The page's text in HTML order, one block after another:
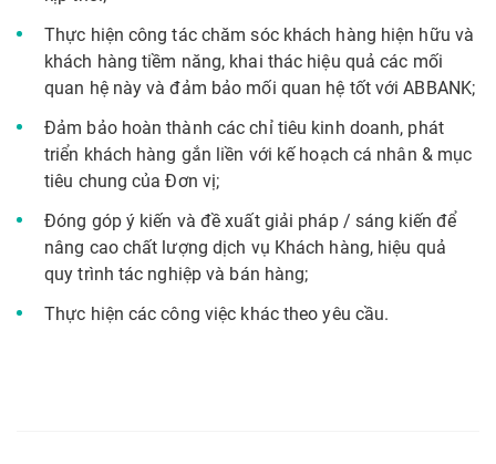
Thực hiện công tác chăm sóc khách hàng hiện hữu và
khách hàng tiềm năng, khai thác hiệu quả các mối
quan hệ này và đảm bảo mối quan hệ tốt với ABBANK;
Đảm bảo hoàn thành các chỉ tiêu kinh doanh, phát
triển khách hàng gắn liền với kế hoạch cá nhân & mục
tiêu chung của Đơn vị;
Đóng góp ý kiến và đề xuất giải pháp / sáng kiến để
nâng cao chất lượng dịch vụ Khách hàng, hiệu quả
quy trình tác nghiệp và bán hàng;
Thực hiện các công việc khác theo yêu cầu.